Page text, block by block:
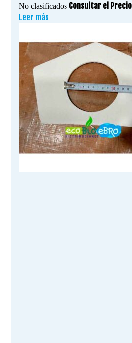
No clasificados Consultar el Precio
Leer más